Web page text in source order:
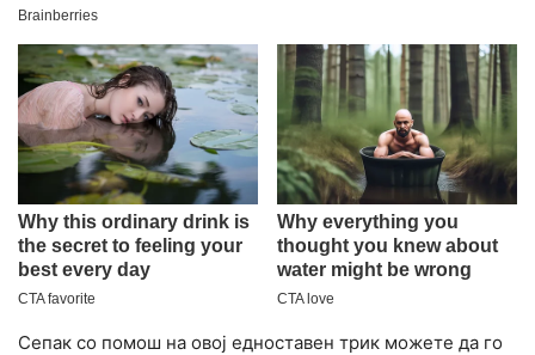
Сепак со помош на овој едноставен трик можете да го